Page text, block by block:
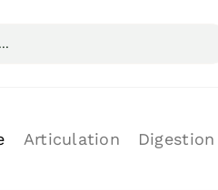
Articulation Digestion